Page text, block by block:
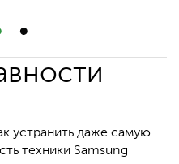
устранить даже самую
техники Samsung